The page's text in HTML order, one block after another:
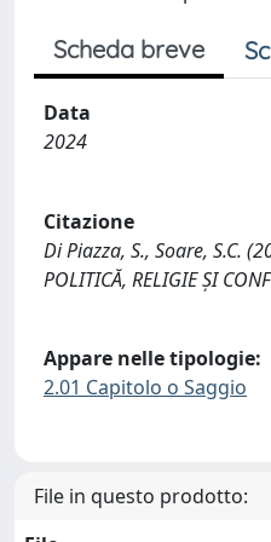
Scheda breve
Data
2024
Citazione
Di Piazza, S., Soare, S.C.
POLITICĂ, RELIGIE ȘI
Appare nelle tipologie:
2.01 Capitolo o Saggio
File in questo prodotto: